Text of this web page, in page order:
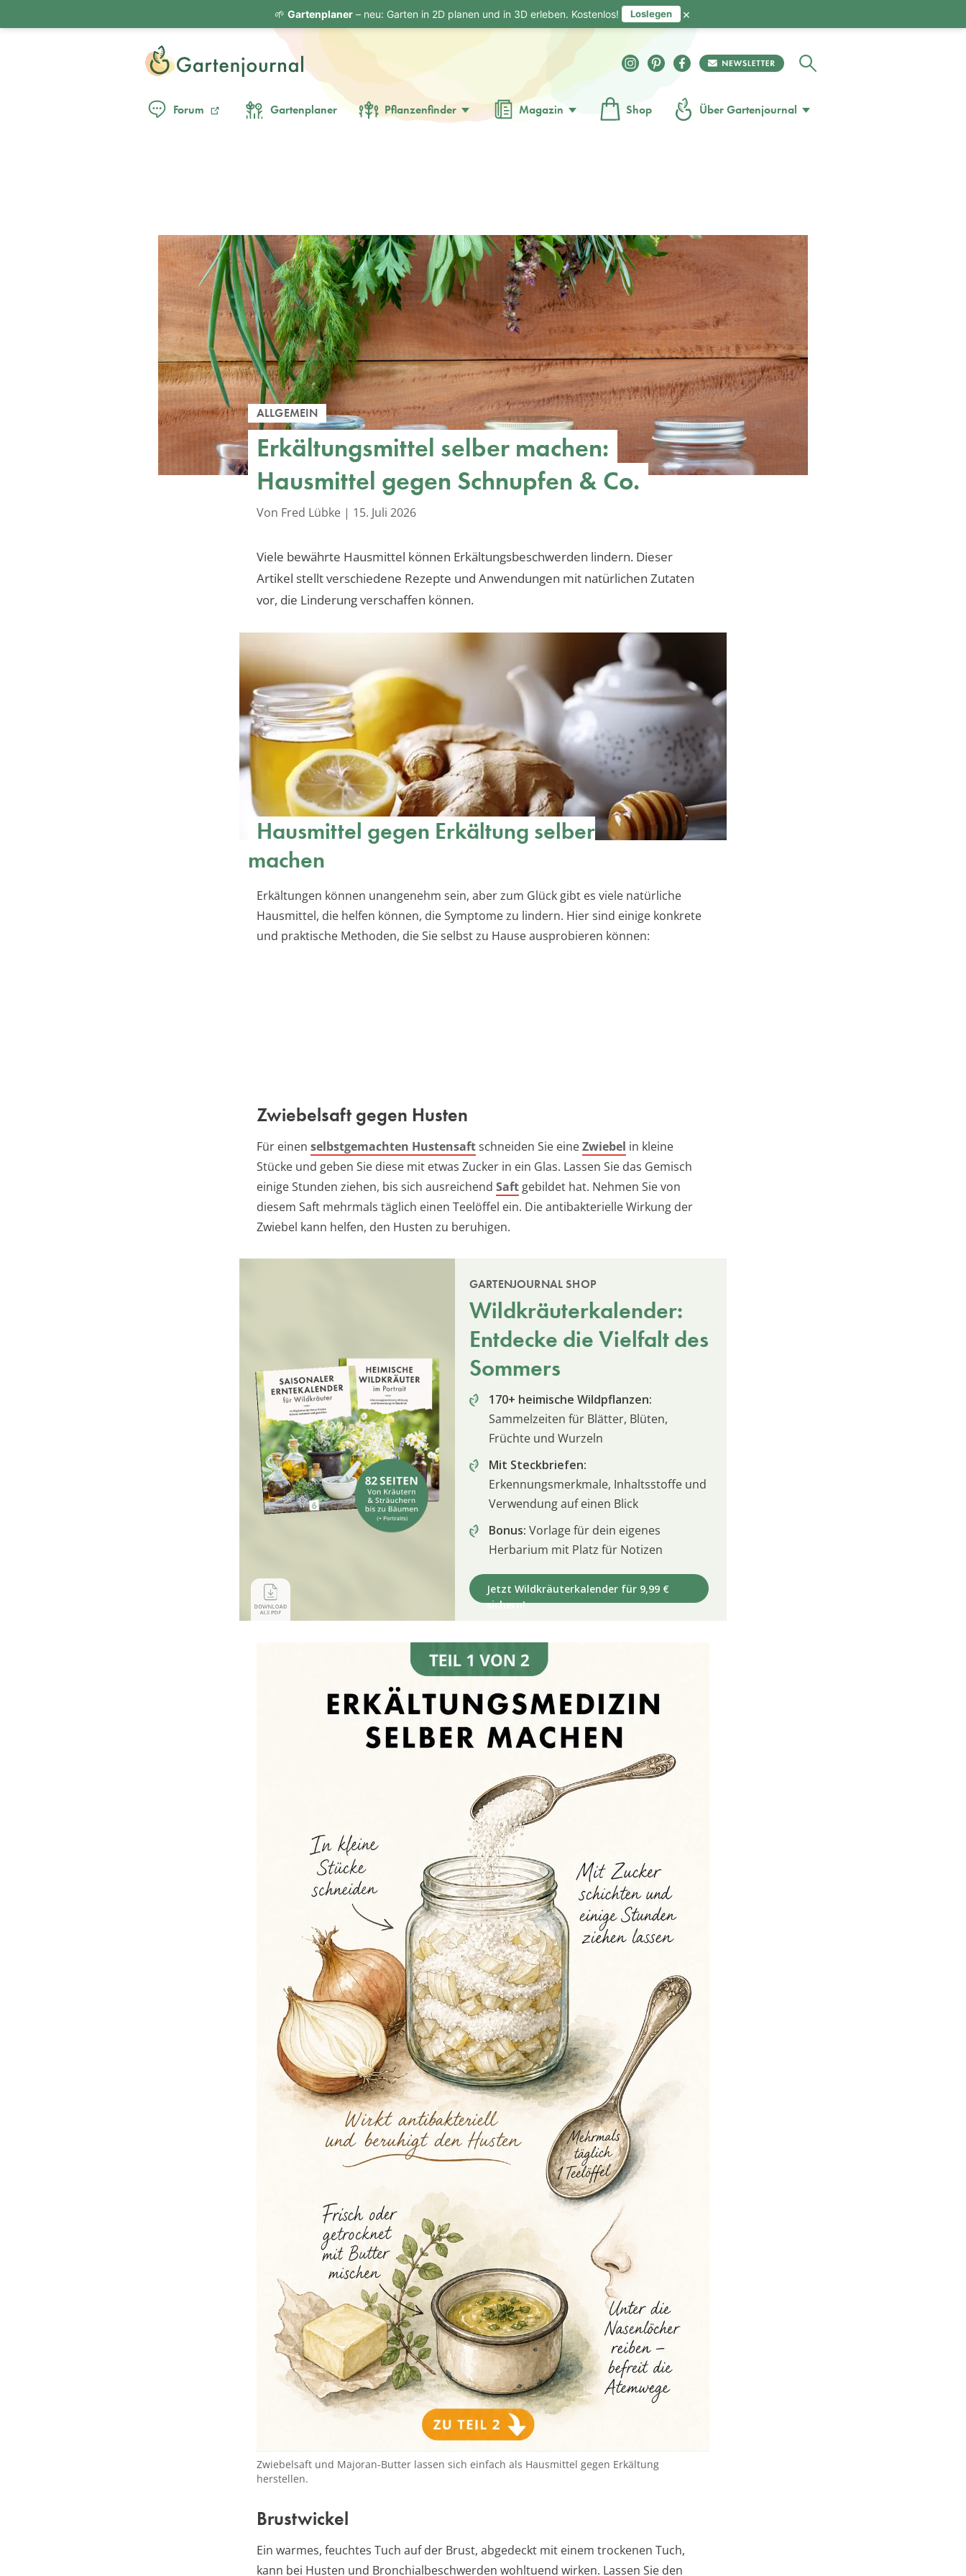
Forum Gartenplaner Pflanzenfinder Magazin Shop Über Gartenjournal
ALLGEMEIN
Erkältungsmittel selber machen:
Hausmittel gegen Schnupfen & Co.
Von Fred Lübke | 15. Juli 2026
Viele bewährte Hausmittel können Erkältungsbeschwerden lindern. Dieser
Artikel stellt verschiedene Rezepte und Anwendungen mit natürlichen Zutaten
vor, die Linderung verschaffen können.
Hausmittel gegen Erkältung selber
machen
Erkältungen können unangenehm sein, aber zum Glück gibt es viele natürliche
Hausmittel, die helfen können, die Symptome zu lindern. Hier sind einige konkrete
und praktische Methoden, die Sie selbst zu Hause ausprobieren können:
Zwiebelsaft gegen Husten
Für einen selbstgemachten Hustensaftschneiden Sie eineZwiebel in kleine
Stücke und geben Sie diese mit etwas Zucker in ein Glas. Lassen Sie das Gemisch
einige Stunden ziehen, bis sich ausreichend Saft gebildet hat. Nehmen Sie von
diesem Saft mehrmals täglich einen Teelöffel ein. Die antibakterielle Wirkung der
Zwiebel kann helfen, den Husten zu beruhigen.
GARTENJOURNAL SHOP
Wildkräuterkalender:
Entdecke die Vielfalt des
Sommers
170+ heimische Wildpflanzen:
Sammelzeiten für Blätter, Blüten,
Früchte und Wurzeln
Mit Steckbriefen:
Erkennungsmerkmale, Inhaltsstoffe und
Verwendung auf einen Blick
Bonus: Vorlage für dein eigenes
Herbarium mit Platz für Notizen
Jetzt Wildkräuterkalender für 9,99 €
sichern!
Zwiebelsaft und Majoran-Butter lassen sich einfach als Hausmittel gegen Erkältung
herstellen.
Brustwickel
Ein warmes, feuchtes Tuch auf der Brust, abgedeckt mit einem trockenen Tuch,
kann bei Husten und Bronchialbeschwerden wohltuend wirken. Lassen Sie den
🌱 Gartenplaner– neu: Garten in 2D planen und in 3D erleben. Kostenlos! Loslegen ×